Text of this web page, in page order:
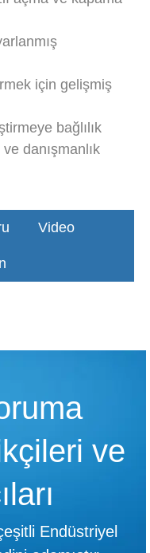
için gelişmiş
bağlılık
danışmanlık
Video
ve
Endüstriyel